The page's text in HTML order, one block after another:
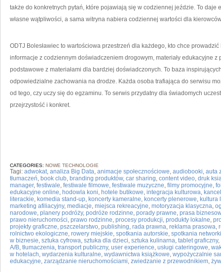
także do konkretnych pytań, które pojawiają się w codziennej jeździe. To daje
własne wątpliwości, a sama witryna nabiera codziennej wartości dla
ODTJ Bolesławiec to wartościowa przestrzeń dla każdego, kto chce
informacje z codziennym doświadczeniem drogowym, materiały edukacyjne
podstawowe z materiałami dla bardziej doświadczonych. To baza
odpowiedzialne zachowania na drodze. Każda osoba trafiająca do serwisu
od tego, czy uczy się do egzaminu. To serwis przydatny dla świadomych
przejrzystość i konkret.
CATEGORIES: NOWE TECHNOLOGIE
Tagi: adwokat, analiza Big Data, animacje społecznościowe, audiobooki, auta
tłumaczeń, book club, branding produktów, car sharing, content video, druk
manager, festiwale, festiwale filmowe, festiwale muzyczne, filmy promocyjne,
edukacyjne online, hodowla koni, hotele butikowe, integracja kulturowa,
literackie, komedia stand-up, koncerty kameralne, koncerty plenerowe, kultura
marketing afiliacyjny, mediacje, miejsca rekreacyjne, motoryzacja klasyczna,
narodowe, planery podróży, podróże rodzinne, porady prawne, prasa
prawo nieruchomości, prawo rodzinne, procesy produkcji, produkty lokalne,
projekty graficzne, pszczelarstwo, publishing, rada prawna, reklama prasowa,
rolnictwo ekologiczne, rowery miejskie, spotkania autorskie, spotkania
w biznesie, sztuka cyfrowa, sztuka dla dzieci, sztuka kulinarna, tablet graficzny,
A/B, tłumaczenia, transport publiczny, user experience, usługi cateringowe,
w hotelach, wydarzenia kulturalne, wydawnictwa książkowe, wypożyczalnie
edukacyjne, zarządzanie nieruchomościami, zwiedzanie z przewodnikiem,